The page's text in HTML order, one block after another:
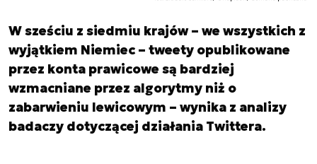
W sześciu z siedmiu krajów – we wszystkich z
wyjątkiem Niemiec – tweety opublikowane
przez konta prawicowe są bardziej
wzmacniane przez algorytmy niż o
zabarwieniu lewicowym – wynika z analizy
badaczy dotyczącej działania Twittera.